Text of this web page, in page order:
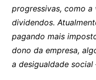
progressivas, como
dividendos.
pagando mais
dono da empresa,
a desigualdade social